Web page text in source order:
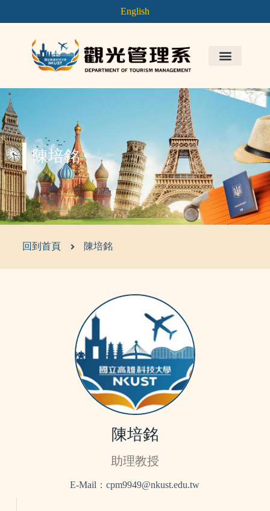
English
陳培銘
回到首頁 陳培銘
陳培銘
助理教授
E-Mail：cpm9949@nkust.edu.tw